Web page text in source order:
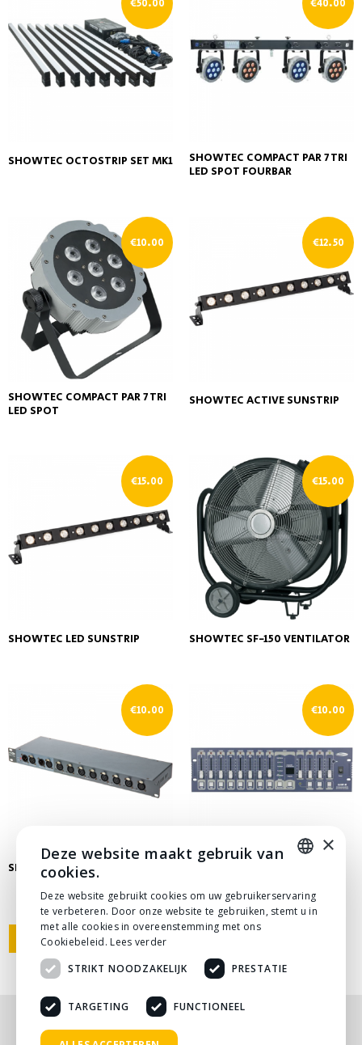
SHOWTEC OCTOSTRIP SET MK1
€50.00
SHOWTEC COMPACT PAR 7 TRI
LED SPOT FOURBAR
€40.00
SHOWTEC COMPACT PAR 7 TRI
LED SPOT
€10.00
SHOWTEC ACTIVE SUNSTRIP
€12.50
SHOWTEC LED SUNSTRIP
€15.00
SHOWTEC SF-150 VENTILATOR
€15.00
SHOWTEC DMX BOOSTER
€10.00
SHOWTEC LITE-8 PRO
€10.00
2 →
Nog niet helemaal gevonden wat je zocht? Bekijk
DUTCH
×
Deze website maakt gebruik van
cookies.
Deze website gebruikt cookies om uw gebruikerservaring
te verbeteren. Door onze website te gebruiken, stemt u in
met alle cookies in overeenstemming met ons
Cookiebeleid. Lees verder
STRIKT NOODZAKELIJK
PRESTATIE
TARGETING FUNCTIONEEL